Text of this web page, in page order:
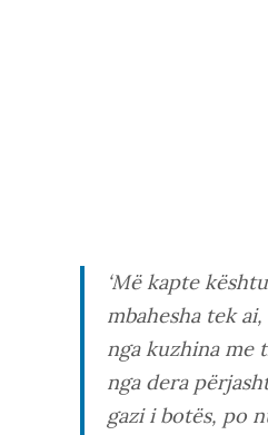
‘Më kapte
mbahesha tek
nga kuzhina me
nga dera
gazi i botës, po